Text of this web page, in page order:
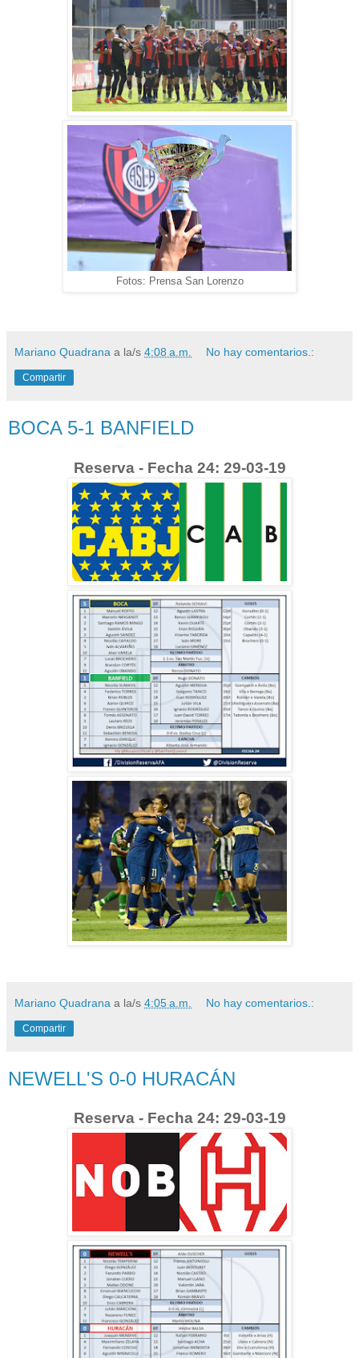
Fotos: Prensa San Lorenzo
Mariano Quadrana a la/s 4:08 a.m. No hay comentarios.:
Compartir
BOCA 5-1 BANFIELD
Reserva - Fecha 24: 29-03-19
Mariano Quadrana a la/s 4:05 a.m. No hay comentarios.:
Compartir
NEWELL'S 0-0 HURACÁN
Reserva - Fecha 24: 29-03-19